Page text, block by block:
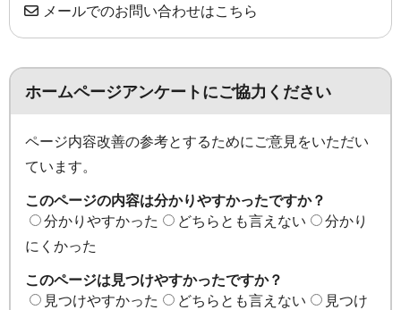
メールでのお問い合わせはこちら
ホームページアンケートにご協力ください
ページ内容改善の参考とするためにご意見をいただい
ています。
このページの内容は分かりやすかったですか？
分かりやすかった
どちらとも言えない
分かり
にくかった
このページは見つけやすかったですか？
見つけやすかった
どちらとも言えない
見つけ